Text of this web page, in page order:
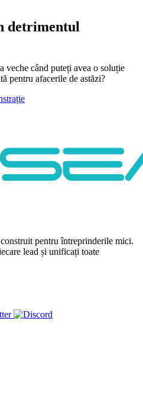
detrimentul
veche când puteți avea o soluție
pentru afacerile de astăzi?
pentru întreprinderile mici.
lead și unificați toate